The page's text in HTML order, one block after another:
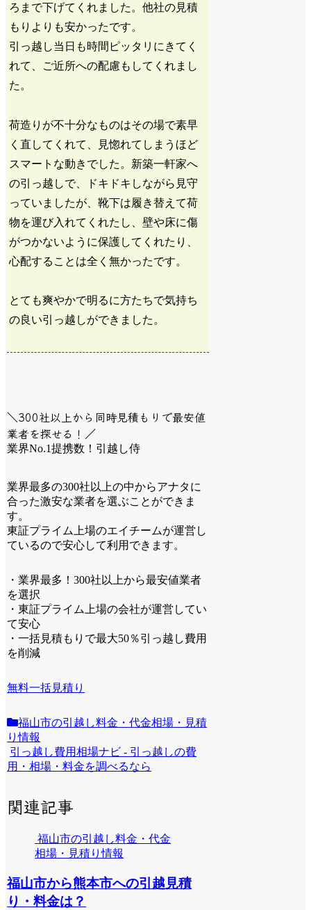
ろまで下げてくれました。他社の見積
もりよりも安かったです。
引っ越し当日も時間ピッタリにきてく
れて、ご近所への配慮もしてくれまし
た。
荷造りが不十分なものはその場で素早
く直してくれて、見惚れてしまうほど
スマートな動きでした。新築一軒家へ
の引っ越しで、ドキドキしながら見守
っていましたが、靴下は履き替えて荷
物を運び入れてくれたし、壁や床に傷
がつかないように保護してくれたり、
心配することは全く無かったです。
とても爽やかで明るに方たちで気持ち
の良い引っ越しができました。
＼300社以上から同時見積もりで最安値
業者を探せる！／
業界No.1提携数！引越し侍
業界最多の300社以上の中からアナタに
合った激安な業者を選ぶことができま
す。
東証プライム上場のエイチームが運営し
ているので安心して利用できます。
・業界最多！300社以上から最安値業者
を選択
・東証プライム上場の会社が運営してい
て安心
・一括見積もりで最大50％引っ越し費用
を削減
無料一括見積り
福山市の引越し料金・代金相場・見積
り情報
引っ越し費用相場ナビ - 引っ越しの費
用・相場・料金を調べるなら
関連記事
福山市の引越し料金・代金
相場・見積り情報
福山市から熊本市への引越見積
り・料金は？